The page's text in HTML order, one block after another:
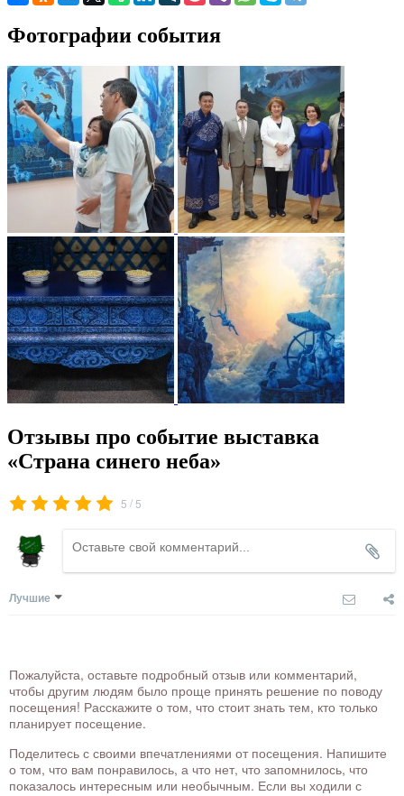
Фотографии события
Отзывы про событие выставка
«Страна синего неба»
5 / 5
Лучшие
Пожалуйста, оставьте подробный отзыв или комментарий,
чтобы другим людям было проще принять решение по поводу
посещения! Расскажите о том, что стоит знать тем, кто только
планирует посещение.
Поделитесь с своими впечатлениями от посещения. Напишите
о том, что вам понравилось, а что нет, что запомнилось, что
показалось интересным или необычным. Если вы ходили с